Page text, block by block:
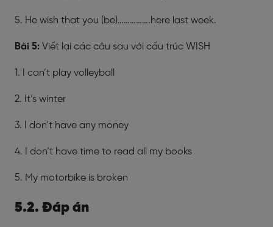
5. He wish that you (be)…………….here last week.
Bài 5: Viết lại các câu sau với cấu trúc WISH
1. I can’t play volleyball
2. It’s winter
3. I don’t have any money
4. I don’t have time to read all my books
5. My motorbike is broken
5.2. Đáp án